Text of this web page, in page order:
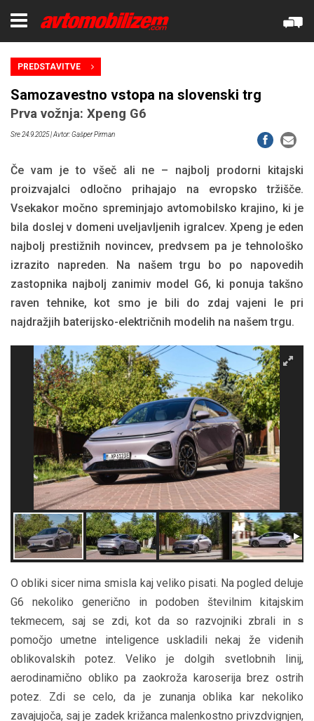
PREDSTAVITVE
Samozavestno vstopa na slovenski trg
Prva vožnja: Xpeng G6
Sre 24.9.2025| Avtor: Gašper Pirman
Če vam je to všeč ali ne – najbolj prodorni kitajski
proizvajalci odločno prihajajo na evropsko tržišče.
Vsekakor močno spreminjajo avtomobilsko krajino, ki je
bila doslej v domeni uveljavljenih igralcev. Xpeng je eden
najbolj prestižnih novincev, predvsem pa je tehnološko
izrazito napreden. Na našem trgu bo po napovedih
zastopnika najbolj zanimiv model G6, ki ponuja takšno
raven tehnike, kot smo je bili do zdaj vajeni le pri
najdražjih baterijsko-električnih modelih na našem trgu.
O obliki sicer nima smisla kaj veliko pisati. Na pogled deluje
G6 nekoliko generično in podoben številnim kitajskim
tekmecem, saj se zdi, kot da so razvojniki zbrali in s
pomočjo umetne inteligence uskladili nekaj že videnih
oblikovalskih potez. Veliko je dolgih svetlobnih linij,
aerodinamično obliko pa zaokroža karoserija brez ostrih
potez. Zdi se celo, da je zunanja oblika kar nekoliko
zavajujoča, saj je zadek križanca malenkostno privzdvignjen,